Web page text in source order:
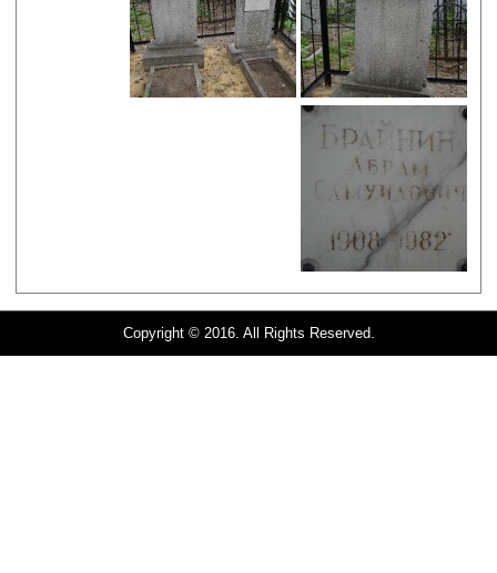
Copyright © 2016. All Rights Reserved.